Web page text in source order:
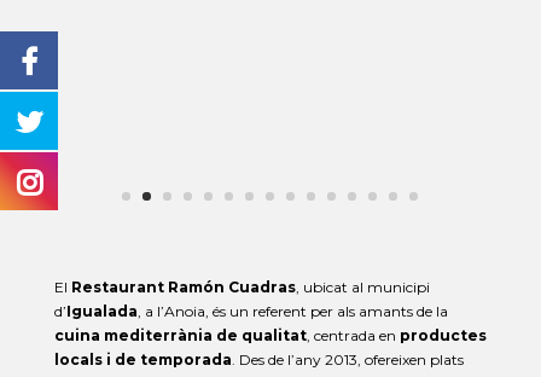
El Restaurant Ramón Cuadras, ubicat al municipi
d’Igualada, a l’Anoia, és un referent per als amants de la
cuina mediterrània de qualitat, centrada en productes
locals i de temporada. Des de l’any 2013, ofereixen plats